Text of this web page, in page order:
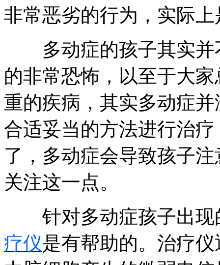
非常恶劣的行为，实际
多动症的孩子其实并
的非常恐怖，以至于大
重的疾病，其实多动症
合适妥当的方法进行治
了，多动症会导致孩子
关注这一点。
针对多动症孩子出现
疗仪是有帮助的。治疗